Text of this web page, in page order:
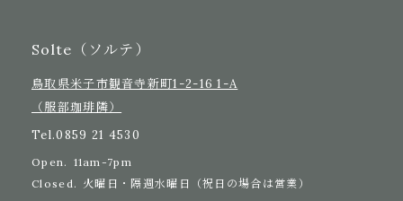
Solte（ソルテ）
鳥取県米子市観音寺新町1-2-16 1-A
（服部珈琲隣）
Tel.0859 21 4530
Open. 11am-7pm
Closed. 火曜日・隔週水曜日（祝日の場合は営業）